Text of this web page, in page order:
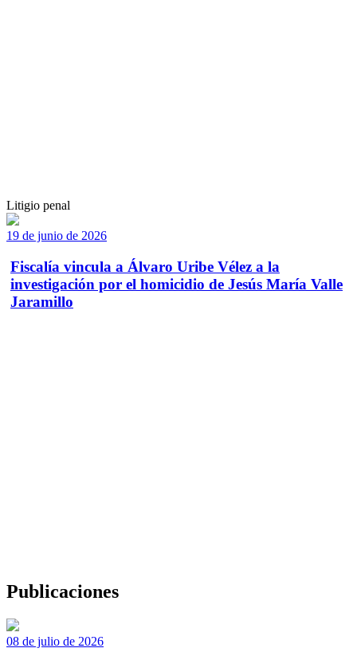
Litigio penal
19 de junio de 2026
Fiscalía vincula a Álvaro Uribe Vélez a la
investigación por el homicidio de Jesús María Valle
Jaramillo
Publicaciones
08 de julio de 2026